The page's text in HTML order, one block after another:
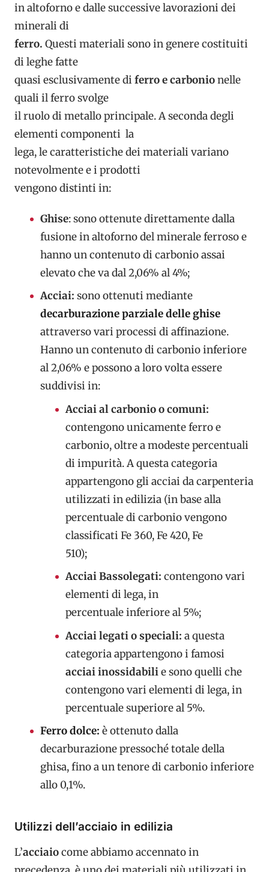
in altoforno e dalle successive lavorazioni dei
minerali di
ferro. Questi materiali sono in genere costituiti
di leghe fatte
quasi esclusivamente di ferro e carbonionelle
quali il ferro svolge
il ruolo di metallo principale. A seconda degli
elementi componenti la
lega, le caratteristiche dei materiali variano
notevolmente e i prodotti
vengono distinti in:
Ghise: sono ottenute direttamente dalla
fusione in altoforno del minerale ferroso e
hanno un contenuto di carbonio assai
elevato che va dal 2,06% al 4%;
Acciai: sono ottenuti mediante
decarburazione parziale delle ghise
attraverso vari processi di affinazione.
Hanno un contenuto di carbonio inferiore
al 2,06% e possono a loro volta essere
suddivisi in:
Acciai al carbonio o comuni:
contengono unicamente ferro e
carbonio, oltre a modeste percentuali
di impurità. A questa categoria
appartengono gli acciai da carpenteria
utilizzati in edilizia (in base alla
percentuale di carbonio vengono
classificati Fe 360, Fe 420, Fe
510);
Acciai Bassolegati: contengono vari
elementi di lega, in
percentuale inferiore al 5%;
Acciai legati o speciali: a questa
categoria appartengono i famosi
acciai inossidabilie sono quelli che
contengono vari elementi di lega, in
percentuale superiore al 5%.
Ferro dolce: è ottenuto dalla
decarburazione pressoché totale della
ghisa, fino a un tenore di carbonio inferiore
allo 0,1%.
Utilizzi dell’acciaio in edilizia
L’acciaiocome abbiamo accennato in